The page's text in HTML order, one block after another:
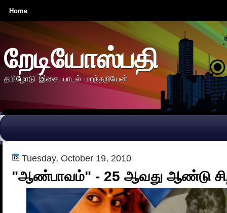
Home
றேடியோஸ்பதி
தமிழோடு இசை, பாடல் மறந்தறியேன்
Tuesday, October 19, 2010
"ஆண்பாவம்" - 25 ஆவது ஆண்டு